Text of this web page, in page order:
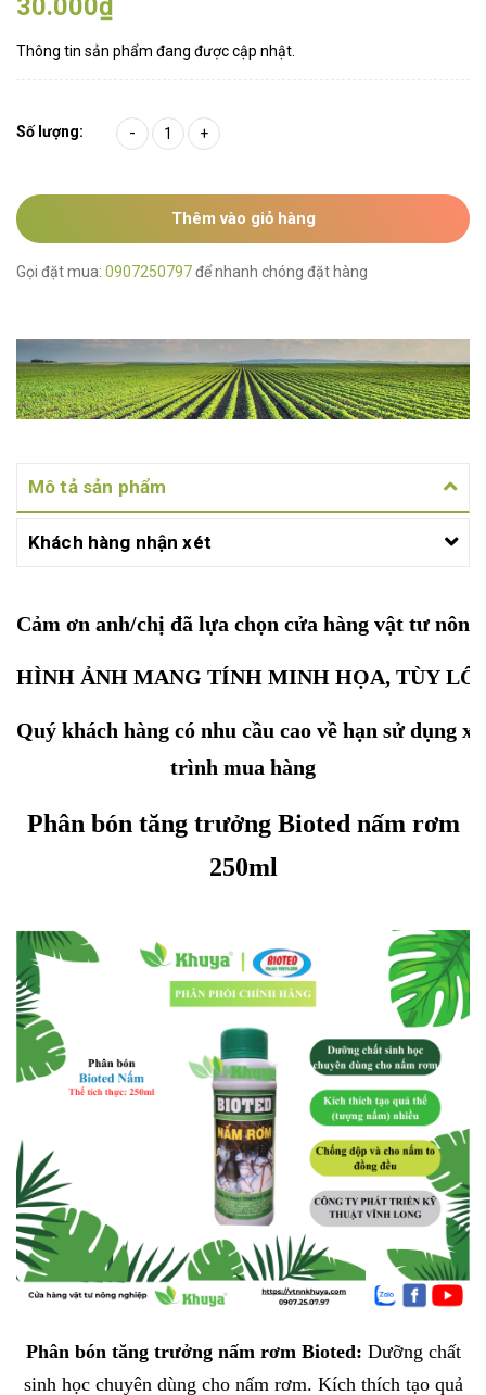
30.000₫
Thông tin sản phẩm đang được cập nhật.
Số lượng: - +
Thêm vào giỏ hàng
Gọi đặt mua: 0907250797để nhanh chóng đặt hàng
Mô tả sản phẩm
Khách hàng nhận xét
Cảm ơn anh/chị đã lựa chọn cửa hàng vật tư
HÌNH ẢNH MANG TÍNH MINH HỌA, TÙY
Quý khách hàng có nhu cầu cao về hạn sử dụng
trình mua hàng
Phân bón tăng trưởng Bioted nấm rơm
250ml
Phân bón tăng trưởng nấm rơm Bioted: Dưỡng chất
sinh học chuyên dùng cho nấm rơm. Kích thích tạo quả